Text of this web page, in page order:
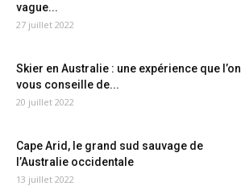
vague...
27 juillet 2022
Skier en Australie : une expérience que l’on
vous conseille de...
20 juillet 2022
Cape Arid, le grand sud sauvage de
l’Australie occidentale
13 juillet 2022